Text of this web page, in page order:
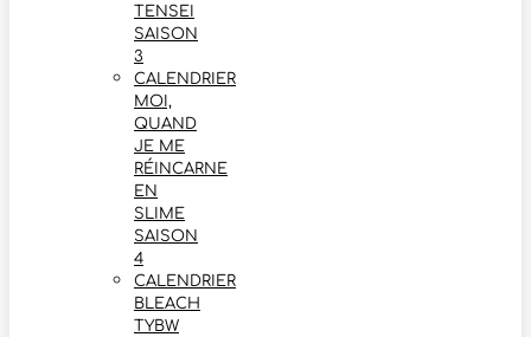
TENSEI
SAISON
3
CALENDRIER
MOI,
QUAND
JE ME
RÉINCARNE
EN
SLIME
SAISON
4
CALENDRIER
BLEACH
TYBW